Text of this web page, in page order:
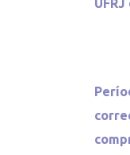
UFRJ